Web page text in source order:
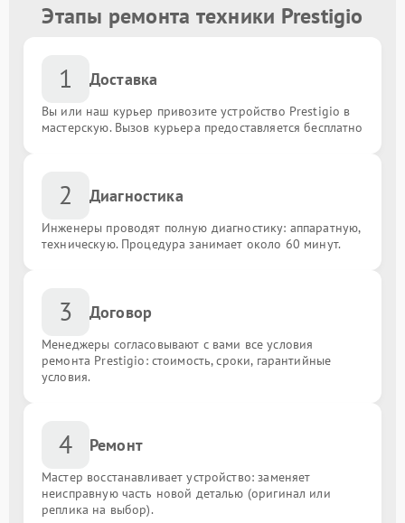
Этапы ремонта техники Prestigio
1 Доставка
Вы или наш курьер привозите устройство Prestigio в
мастерскую. Вызов курьера предоставляется бесплатно
2 Диагностика
Инженеры проводят полную диагностику: аппаратную,
техническую. Процедура занимает около 60 минут.
3 Договор
Менеджеры согласовывают с вами все условия
ремонта Prestigio: стоимость, сроки, гарантийные
условия.
4 Ремонт
Мастер восстанавливает устройство: заменяет
неисправную часть новой деталью (оригинал или
реплика на выбор).